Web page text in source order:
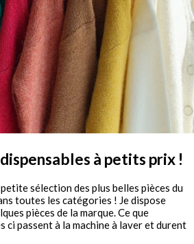
à petits prix !
sélection des plus belles pièces du
toutes les catégories ! Je dispose
pièces de la marque. Ce que
ci passent à la machine à laver et durent